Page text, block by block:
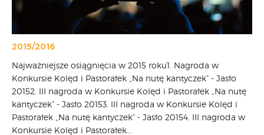
2015/2016
Najważniejsze osiągnięcia w 2015 roku1. Nagroda w
Konkursie Kolęd i Pastorałek „Na nutę kantyczek” - Jasło
20152. III nagroda w Konkursie Kolęd i Pastorałek „Na nutę
kantyczek” - Jasło 20153. III nagroda w Konkursie Kolęd i
Pastorałek „Na nutę kantyczek” - Jasło 20154. III nagroda w
Konkursie Kolęd i Pastorałek…